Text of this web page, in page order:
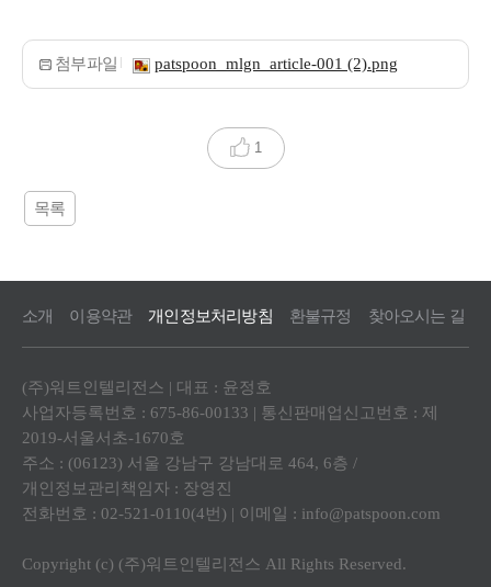
첨부파일 patspoon_mlgn_article-001 (2).png
1
목록
소개 이용약관 개인정보처리방침 환불규정 찾아오시는 길
(주)워트인텔리전스 | 대표 : 윤정호
사업자등록번호 : 675-86-00133 | 통신판매업신고번호 : 제
2019-서울서초-1670호
주소 : (06123) 서울 강남구 강남대로 464, 6층 /
개인정보관리책임자 : 장영진
전화번호 : 02-521-0110(4번) | 이메일 : info@patspoon.com
Copyright (c) (주)워트인텔리전스 All Rights Reserved.